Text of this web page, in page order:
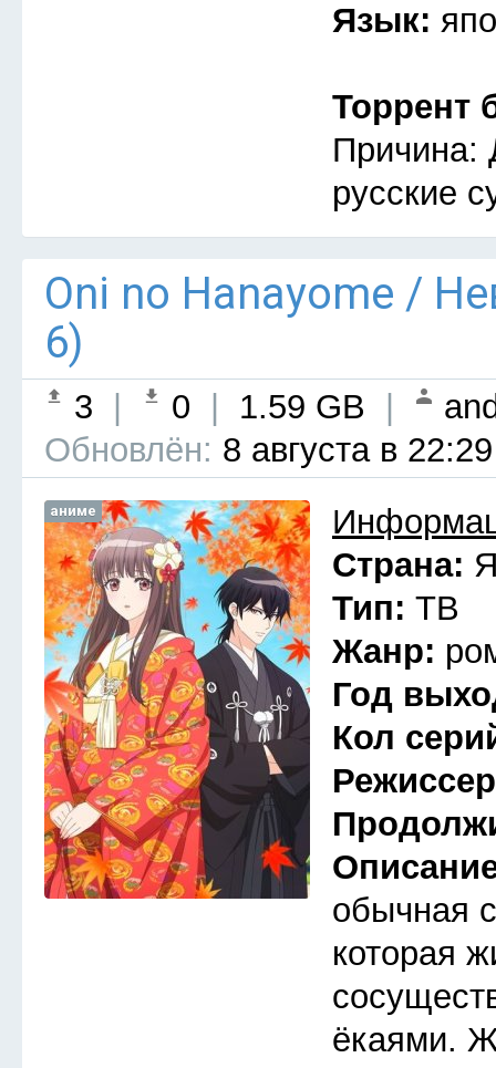
Язык:
Торрент
Причина:
русские
Oni no Hanayome /
6)
3 0 1.59 GB
Обновлён: 8 августа в 22:29
аниме
Страна:
Тип: ТВ
Жанр:
Год
Кол
обычная
которая
ёкаями.